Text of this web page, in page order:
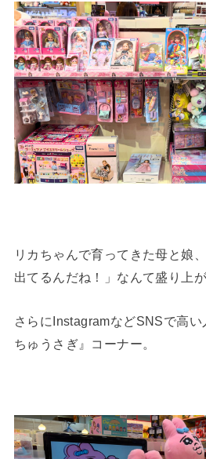
リカちゃんで育ってきた母と娘
出てるんだね！」なんて盛り上
さらにInstagramなどSNSで高
ちゅうさぎ』コーナー。